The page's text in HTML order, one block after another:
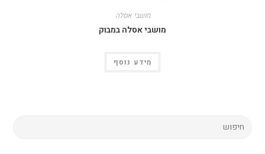
מושבי אסלה
מושבי אסלה במבוק
מידע נוסף